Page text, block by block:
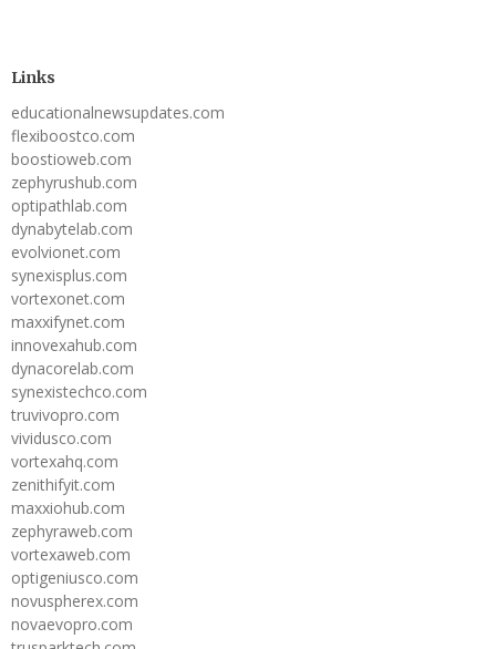
Links
educationalnewsupdates.com
flexiboostco.com
boostioweb.com
zephyrushub.com
optipathlab.com
dynabytelab.com
evolvionet.com
synexisplus.com
vortexonet.com
maxxifynet.com
innovexahub.com
dynacorelab.com
synexistechco.com
truvivopro.com
vividusco.com
vortexahq.com
zenithifyit.com
maxxiohub.com
zephyraweb.com
vortexaweb.com
optigeniusco.com
novuspherex.com
novaevopro.com